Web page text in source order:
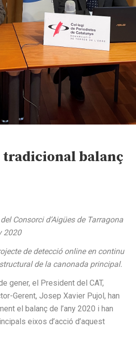
tradicional balanç
Consorci d’Aigües de Tarragona
2020
de detecció online en continu
de la canonada principal.
gener, el President del CAT,
Gerent, Josep Xavier Pujol, han
el balanç de l’any 2020 i han
eixos d’acció d’aquest